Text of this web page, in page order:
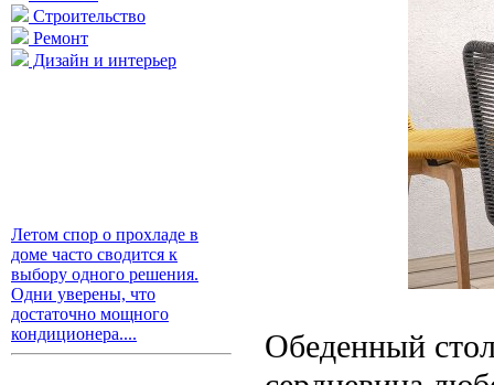
Строительство
Ремонт
Дизайн и интерьер
Летом спор о прохладе в
доме часто сводится к
выбору одного решения.
Одни уверены, что
достаточно мощного
кондиционера....
Обеденный